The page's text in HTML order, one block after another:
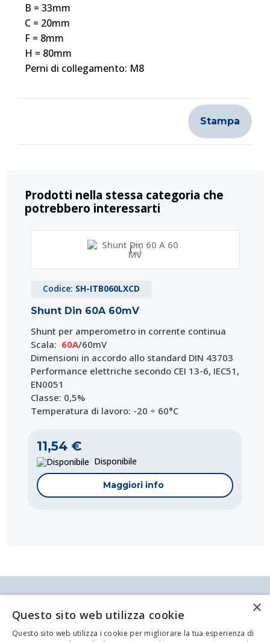
B = 33mm
C = 20mm
F = 8mm
H = 80mm
Perni di collegamento: M8
Stampa
Prodotti nella stessa categoria che
potrebbero interessarti
Codice: SH-ITB060LXCD
Shunt Din 60A 60mV
Shunt per amperometro in corrente continua
Scala: 60A/60mV
Dimensioni in accordo allo standard DIN 43703
Performance elettriche secondo CEI 13-6, IEC51,
EN0051
Classe: 0,5%
Temperatura di lavoro: -20 ÷ 60°C
11,54 €
Disponibile
Maggiori info
Antei & Paolucci S.r.l. Via Bologna, 70 A-B-C-D La
Spezia
P.IVA/C.F. 00209350115 Capitale sociale: €
84.500,00 Azienda iscritta al registro delle imprese
di La Spezia con il numero REA 62679
×
Questo sito web utilizza cookie
Questo sito web utilizza i cookie per migliorare la tua esperienza di